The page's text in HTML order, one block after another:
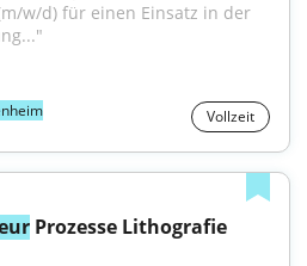
⁠w⁠/⁠d) für einen Einsatz in der
Vollzeit
Prozesse Lithografie